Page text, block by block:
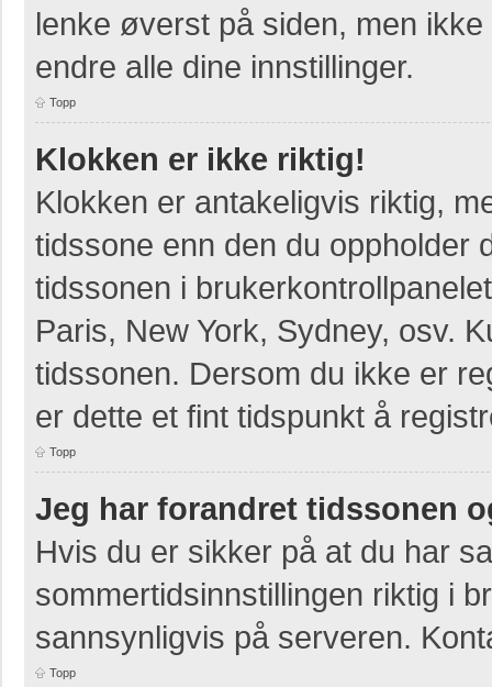
lenke øverst på siden, men
endre alle dine innstillinger.
Topp
Klokken er ikke riktig!
Klokken er antakeligvis riktig,
tidssone enn den du oppholder
tidssonen i
Paris, New York, Sydney, osv.
tidssonen. Dersom du ikke er
er dette et fint tidspunkt å
Topp
Jeg har forandret tidssonen
Hvis du er sikker på at du har
sommertidsinnstillingen riktig i
sannsynligvis på serveren.
Topp